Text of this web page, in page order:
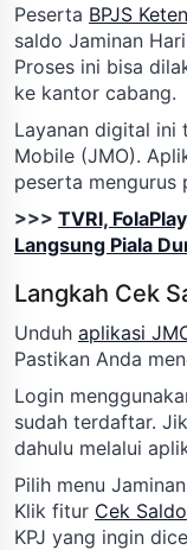
Peserta BPJS
saldo Jaminan
Proses ini bisa
ke kantor cabang.
Layanan digital ini
Mobile (JMO).
peserta mengurus
>>> TVRI,
Langsung Piala
Langkah Cek
Unduh aplikasi
Pastikan Anda
Login
sudah terdaftar.
dahulu melalui
Pilih menu
Klik fitur Cek Saldo
KPJ yang ingin